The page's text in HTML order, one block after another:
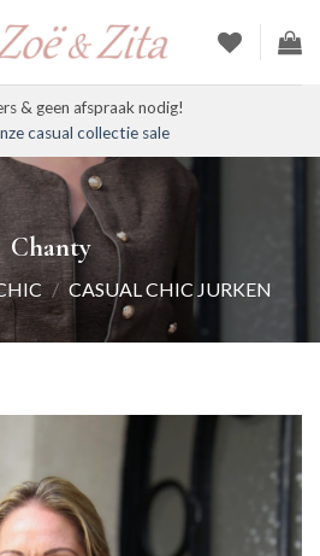
& geen afspraak nodig!
casual collectie sale
Chanty
/ CASUAL CHIC JURKEN